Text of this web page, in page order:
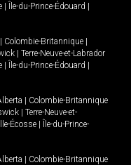
Île-du-Prince-Édouard
Colombie-Britannique
Terre-Neuve-et-Labrador
Île-du-Prince-Édouard
Colombie-Britannique
Terre-Neuve-et-
Écosse
Île-du-Prince-
Colombie-Britannique